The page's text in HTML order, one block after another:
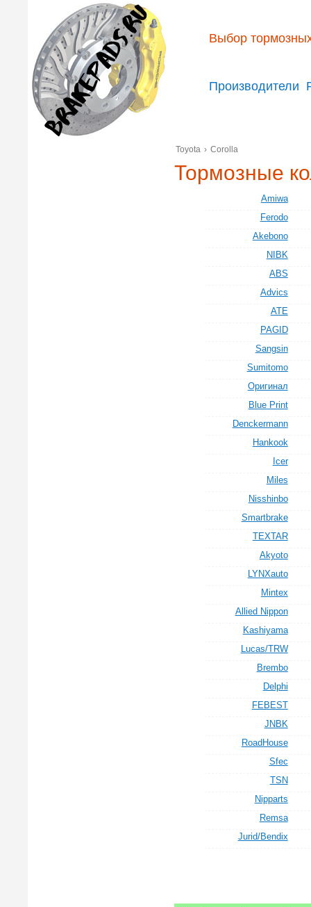
Выбор
Производители
Toyota › Corolla
Тормозные
Amiwa
Ferodo
Akebono
NIBK
ABS
Advics
ATE
PAGID
Sangsin
Sumitomo
Оригинал
Blue Print
Denckermann
Hankook
Icer
Miles
Nisshinbo
Smartbrake
TEXTAR
Akyoto
LYNXauto
Mintex
Allied Nippon
Kashiyama
Lucas/TRW
Brembo
Delphi
FEBEST
JNBK
RoadHouse
Sfec
TSN
Nipparts
Remsa
Jurid/Bendix